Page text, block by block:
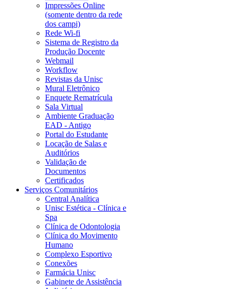
Impressões Online
(somente dentro da rede
dos campi)
Rede Wi-fi
Sistema de Registro da
Produção Docente
Webmail
Workflow
Revistas da Unisc
Mural Eletrônico
Enquete Rematrícula
Sala Virtual
Ambiente Graduação
EAD - Antigo
Portal do Estudante
Locação de Salas e
Auditórios
Validação de
Documentos
Certificados
Serviços Comunitários
Central Analítica
Unisc Estética - Clínica e
Spa
Clínica de Odontologia
Clínica do Movimento
Humano
Complexo Esportivo
Conexões
Farmácia Unisc
Gabinete de Assistência